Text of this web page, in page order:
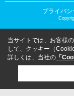
プライバ
当サイトでは、お客様
して、クッキー（
詳しくは、当社の 「